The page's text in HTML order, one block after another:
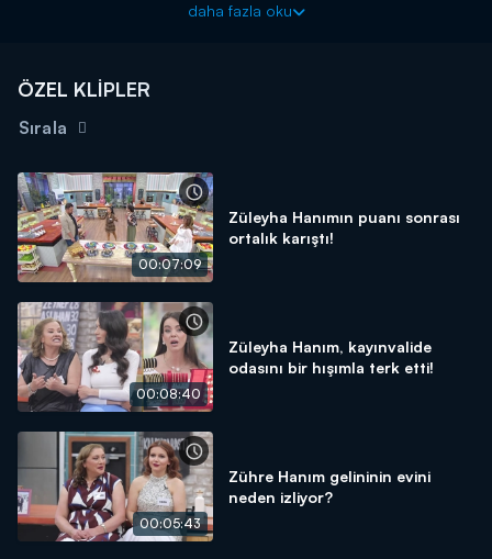
olamayan Arzu önce ağladı, sonrasında ise öfkesini mutfak
daha fazla oku
ÖZEL KLİPLER
Sırala
00:07:09
Züleyha Hanımın puanı sonrası
ortalık karıştı!
00:08:40
Züleyha Hanım, kayınvalide
odasını bir hışımla terk etti!
00:05:43
Zühre Hanım gelininin evini
neden izliyor?